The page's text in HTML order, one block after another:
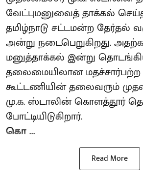
வேட்புமனுவைத் தாக்கல்
தமிழ்நாடு சட்டமன்ற தேர்தல்
அன்று நடைபெறுகிறது.
மனுத்தாக்கல் இன்று
தலைமையிலான மதச்சார்பற்ற
கூட்டணியின் தலைவரும்
மு.க. ஸ்டாலின் கொளத்தூர்
போட்டியிடுகிறார்.
கொ ...
Read More